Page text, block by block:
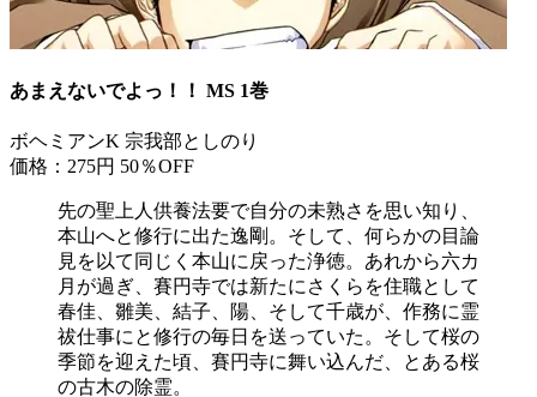
あまえないでよっ！！ MS 1巻
ボヘミアンK 宗我部としのり
価格：275円 50％OFF
先の聖上人供養法要で自分の未熟さを思い知り、
本山へと修行に出た逸剛。そして、何らかの目論
見を以て同じく本山に戻った浄徳。あれから六カ
月が過ぎ、賽円寺では新たにさくらを住職として
春佳、雛美、結子、陽、そして千歳が、作務に霊
祓仕事にと修行の毎日を送っていた。そして桜の
季節を迎えた頃、賽円寺に舞い込んだ、とある桜
の古木の除霊。